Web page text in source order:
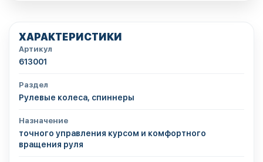
ХАРАКТЕРИСТИКИ
Артикул
613001
Раздел
Рулевые колеса, спиннеры
Назначение
точного управления курсом и комфортного
вращения руля